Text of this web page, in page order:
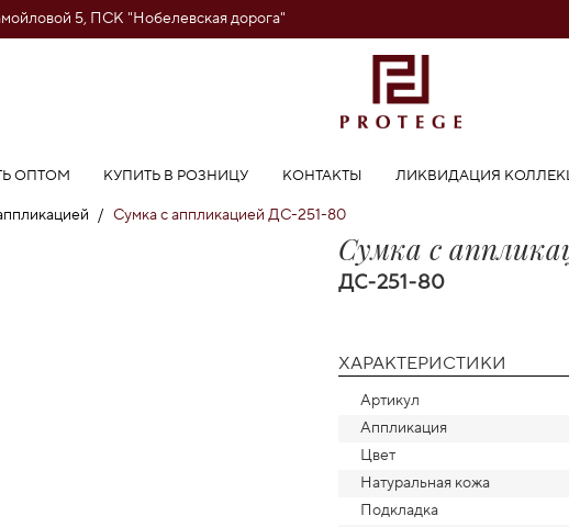
5, ПСК "Нобелевская дорога"
ОПТОМ КУПИТЬ В РОЗНИЦУ КОНТАКТЫ ЛИКВИДАЦИЯ
/ Сумка с аппликацией ДС-251-80
Сумка с
ДС-251-80
ХАРАКТЕРИСТИКИ
Артикул
Аппликация
Цвет
Натуральная кожа
Подкладка